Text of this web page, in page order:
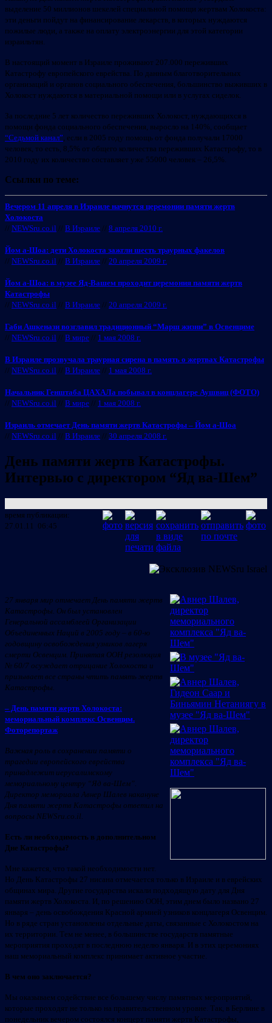
выделение 50 миллионов шекелей специальной помощи жертвам Холокоста:
эти деньги пойдут на финансирование лекарств, в которых нуждаются
пожилые люди, а также на оплату электроэнергии для этой категории
израильтян.
В настоящий момент в Израиле проживают 207.000 переживших
Катастрофу европейского еврейства. По данным благотворительных
организаций и органов социального обеспечения, большинство выживших в
Холокост нуждаются в материальной помощи или в услугах сиделок.
За последние 5 лет количество переживших Холокост, нуждающихся в
помощи фонда социального обеспечения, выросло на 140%, сообщает
“Седьмой канал”, если в 2005 году помощь от фонда получали 17000
человек, то есть, 8,5% от общего количества переживших Катастрофу, то в
2010 году их количество составляет уже 55000 человек – 26,5%.
Ссылки по теме:
Вечером 11 апреля в Израиле начнутся церемонии памяти жертв
Холокоста
// NEWSru.co.il // В Израиле // 8 апреля 2010 г.
Йом а-Шоа: дети Холокоста зажгли шесть траурных факелов
// NEWSru.co.il // В Израиле // 20 апреля 2009 г.
Йом а-Шоа: в музее Яд-Вашем проходит церемония памяти жертв
Катастрофы
// NEWSru.co.il // В Израиле // 20 апреля 2009 г.
Габи Ашкенази возглавил традиционный “Марш жизни” в Освенциме
// NEWSru.co.il // В мире // 1 мая 2008 г.
В Израиле прозвучала траурная сирена в память о жертвах Катастрофы
// NEWSru.co.il // В Израиле // 1 мая 2008 г.
Начальник Генштаба ЦАХАЛа побывал в концлагере Аушвиц (ФОТО)
// NEWSru.co.il // В мире // 1 мая 2008 г.
Израиль отмечает День памяти жертв Катастрофы – Йом а-Шоа
// NEWSru.co.il // В Израиле // 30 апреля 2008 г.
День памяти жертв Катастрофы.
Интервью с директором “Яд ва-Шем”
время публикации:
27.01.11 06:45
27 января мир отмечает День памяти жертв
Катастрофы. Он был установлен
Генеральной ассамблеей Организации
Объединенных Наций в 2005 году – в 60-ю
годовщину освобождения узников лагеря
смерти Освенцим. Принятая ООН резолюция
№ 60/7 осуждает отрицание Холокоста и
призывает все страны чтить память жертв
Катастрофы.
– День памяти жертв Холокоста:
мемориальный комплекс Освенцим.
Фоторепортаж
Важная роль в сохранении памяти о
трагедии европейского еврейства
принадлежит иерусалимскому
мемориальному центру “Яд ва-Шем”.
Директор мемориала Авнер Шалев накануне
Дня памяти жертв Катастрофы ответил на
вопросы NEWSru.co.il.
Есть ли необходимость в дополнительном
Дне Катастрофы?
Мне кажется, что такой необходимости нет.
Но День Катастрофы 27 нисана отмечается только в Израиле и в еврейских
общинах мира. Другие государства искали подходящую дату для Дня
памяти жертв Холокоста. И, по решению ООН, этим днем было названо 27
января – день освобождения Красной армией узников концлагеря Освенцим.
Но в ряде стран установлены отдельные даты, связанные с Холокостом на
их территории. Тем не менее, в большинстве государств памятные
мероприятия проходят в последнюю неделю января. И в этих церемониях
наш мемориальный комплекс принимает активное участие.
В чем оно заключается?
Мы оказываем содействие все большему числу памятных мероприятий,
которые проходят не только на правительственном уровне. Так, в Берлине в
понедельник вечером состоялся концерт памяти жертв Катастрофы,